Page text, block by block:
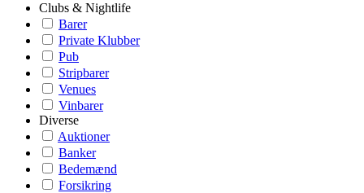
Clubs & Nightlife
Barer
Private Klubber
Pub
Stripbarer
Venues
Vinbarer
Diverse
Auktioner
Banker
Bedemænd
Forsikring